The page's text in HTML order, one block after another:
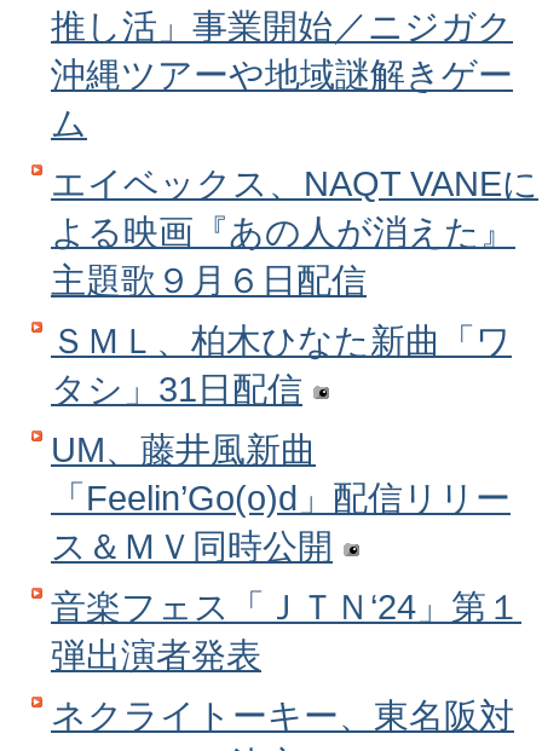
推し活」事業開始／ニジガク
沖縄ツアーや地域謎解きゲー
ム
エイベックス、NAQT VANEに
よる映画『あの人が消えた』
主題歌９月６日配信
ＳＭＬ、柏木ひなた新曲「ワ
タシ」31日配信
UM、藤井風新曲
「Feelin’Go(o)d」配信リリー
ス＆ＭＶ同時公開
音楽フェス「ＪＴＮ‘24」第１
弾出演者発表
ネクライトーキー、東名阪対